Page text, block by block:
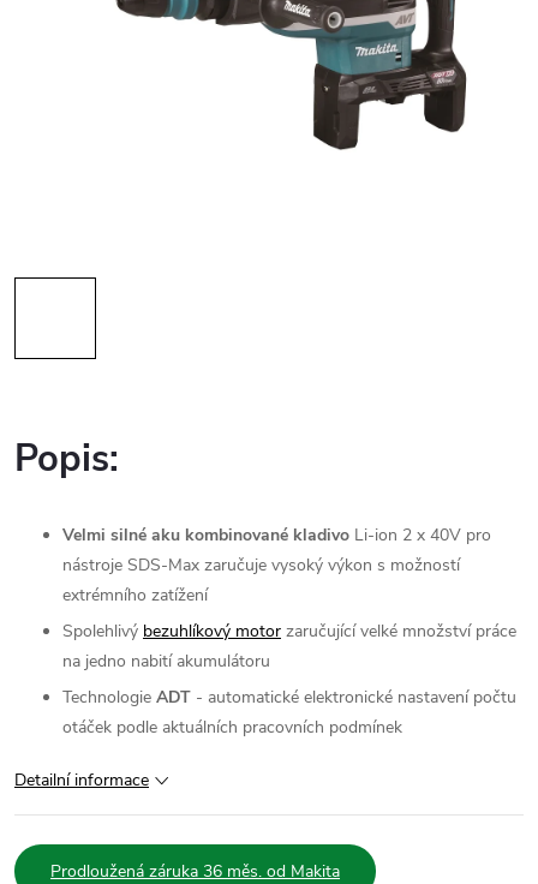
Popis:
Velmi silné aku kombinované kladivo Li-ion 2 x 40V pro
nástroje SDS-Max zaručuje vysoký výkon s možností
extrémního zatížení
Spolehlivý bezuhlíkový motor zaručující velké množství práce
na jedno nabití akumulátoru
Technologie ADT - automatické elektronické nastavení počtu
otáček podle aktuálních pracovních podmínek
Detailní informace
Prodloužená záruka 36 měs. od Makita